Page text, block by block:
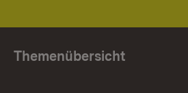
Themenübersicht